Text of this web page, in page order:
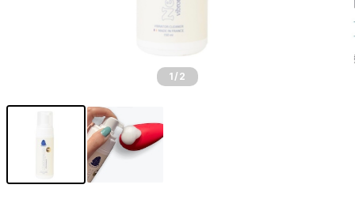
1 /2